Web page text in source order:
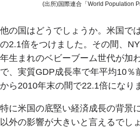
(出所)国際連合「World Population
他の国はどうでしょうか。米国で
の2.1倍をつけました。その間、
年生まれのベビーブーム世代が加
で、実質GDP成長率で年平均10
から2010年末の間で22.1倍になり
特に米国の底堅い経済成長の背景
以外の影響が大きいと言えるでしょ